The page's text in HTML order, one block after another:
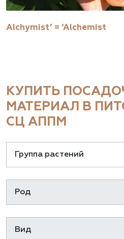
Alchymist’ = ‘Alchemist
КУПИТЬ
МАТЕРИАЛ В
СЦ АППМ